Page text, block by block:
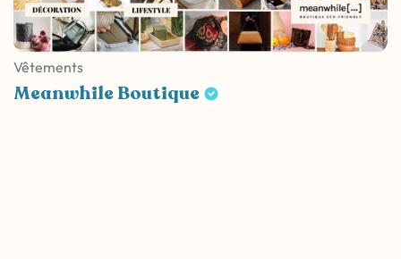
Vêtements
Meanwhile Boutique